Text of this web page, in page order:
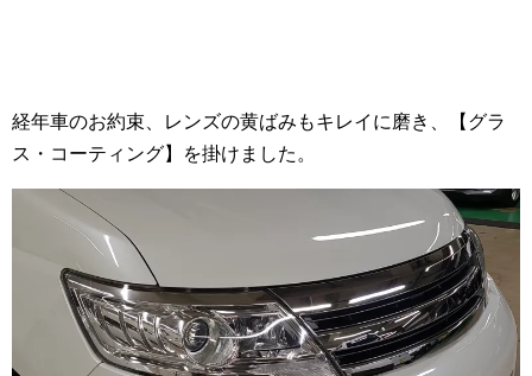
経年車のお約束、レンズの黄ばみもキレイに磨き、【グラ
ス・コーティング】を掛けました。